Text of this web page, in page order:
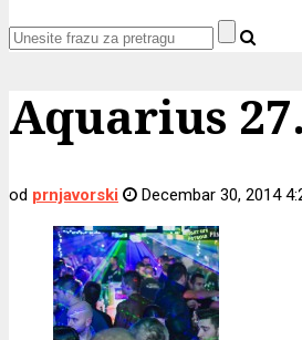
Aquarius
od prnjavorski Decembar 30, 2014